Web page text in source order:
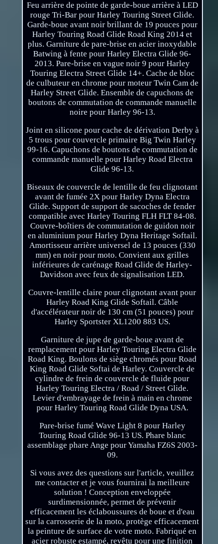
Feu arrière de pointe de garde-boue arrière à LED
rouge Tri-Bar pour Harley Touring Street Glide.
Garde-boue avant noir brillant de 19 pouces pour
Harley Touring Road Glide Road King 2014 et
plus. Garniture de pare-brise en acier inoxydable
Batwing à fente pour Harley Electra Glide 96-
2013. Pare-brise en vague noir 9 pour Harley
Touring Electra Street Glide 14+. Cache de bloc
de culbuteur en chrome pour moteur Twin Cam de
Harley Street Glide. Ensemble de capuchons de
boutons de commutation de commande manuelle
noire pour Harley 96-13.
Joint en silicone pour cache de dérivation Derby à
5 trous pour couvercle primaire Big Twin Harley
99-16. Capuchons de boutons de commutation de
commande manuelle pour Harley Road Electra
Glide 96-13.
Biseaux de couvercle de lentille de feu clignotant
avant de fumée 2X pour Harley Dyna Electra
Glide. Support de support de sacoches de fender
compatible avec Harley Touring FLH FLT 84-08.
Couvre-boîtiers de commutation de guidon noir
en aluminium pour Harley Dyna Heritage Softail.
Amortisseur arrière universel de 13 pouces (330
mm) en noir pour moto. Convient aux grilles
inférieures de carénage Road Glide de Harley-
Davidson avec feux de signalisation LED.
Couvre-lentille claire pour clignotant avant pour
Harley Road King Glide Softail. Câble
d'accélérateur noir de 130 cm (51 pouces) pour
Harley Sportster XL1200 883 US.
Garniture de jupe de garde-boue avant de
remplacement pour Harley Touring Electra Glide
Road King. Boulons de siège chromés pour Road
King Road Glide Softai de Harley. Couvercle de
cylindre de frein de couvercle de fluide pour
Harley Touring Electra / Road / Street Glide.
Levier d'embrayage de frein à main en chrome
pour Harley Touring Road Glide Dyna USA.
Pare-brise fumé Wave Light 8 pour Harley
Touring Road Glide 96-13 US. Phare blanc
assemblage phare Ange pour Yamaha FZ6S 2003-
09.
Si vous avez des questions sur l'article, veuillez
me contacter et je vous fournirai la meilleure
solution ! Conception enveloppée
surdimensionnée, permet de prévenir
efficacement les éclaboussures de boue et d'eau
sur la carrosserie de la moto, protège efficacement
la peinture de surface de votre moto. Fabriqué en
acier robuste estampé, revêtu pour une finition